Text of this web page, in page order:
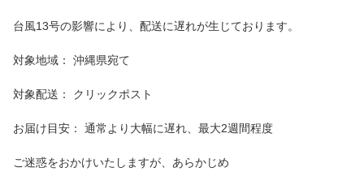
台風13号の影響により、配送に遅れが生じております。
対象地域： 沖縄県宛て
対象配送： クリックポスト
お届け目安： 通常より大幅に遅れ、最大2週間程度
ご迷惑をおかけいたしますが、あらかじめ